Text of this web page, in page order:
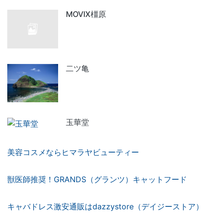
MOVIX橿原
二ツ亀
玉華堂
美容コスメならヒマラヤビューティー
獣医師推奨！GRANDS（グランツ）キャットフード
キャバドレス激安通販はdazzystore（デイジーストア）